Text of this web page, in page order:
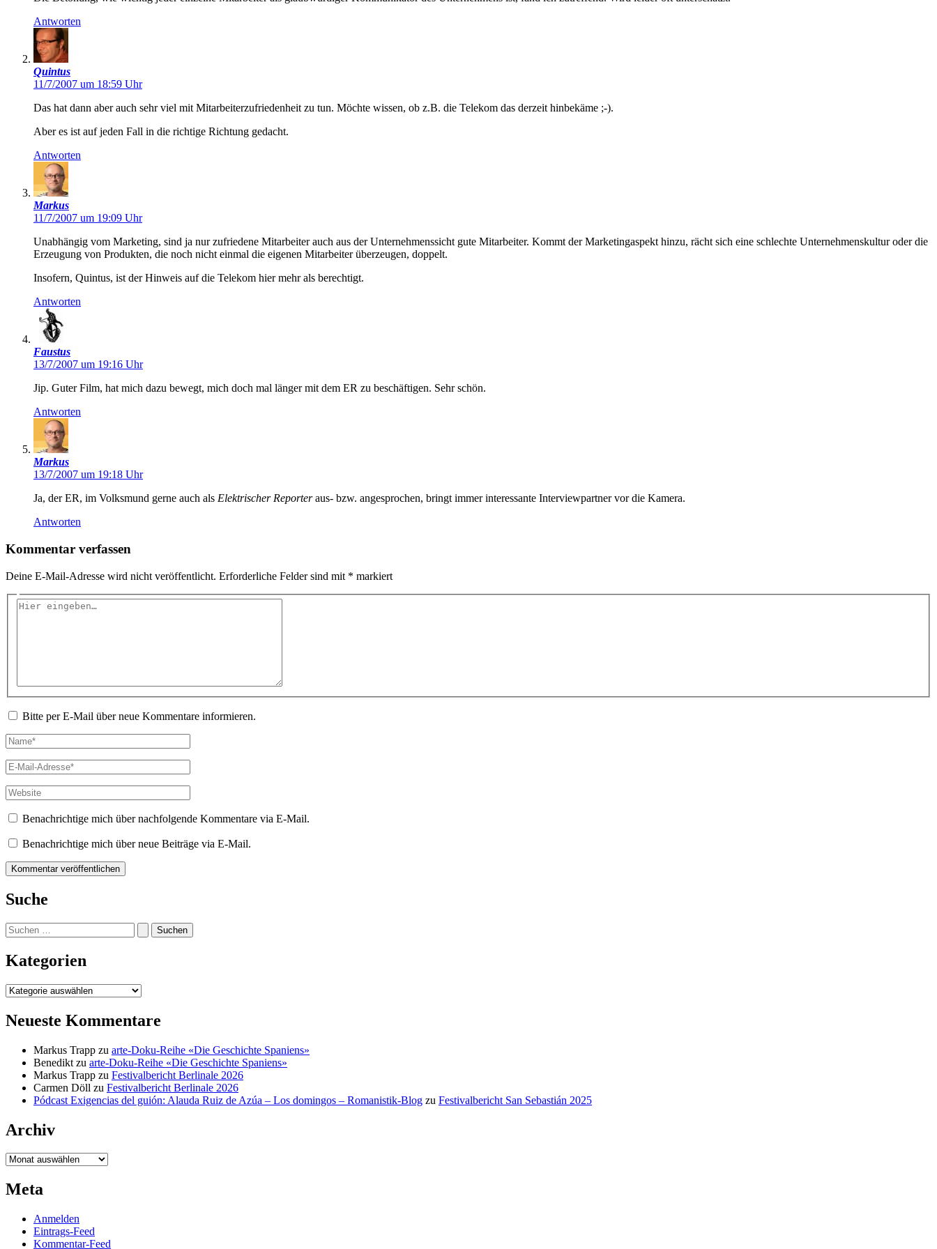
Antworten
Quintus
11/7/2007 um 18:59 Uhr
Das hat dann aber auch sehr viel mit Mitarbeiterzufriedenheit zu tun. Möchte wissen, ob z.B. die Telekom das derzeit hinbekäme ;-).
Aber es ist auf jeden Fall in die richtige Richtung gedacht.
Antworten
Markus
11/7/2007 um 19:09 Uhr
Unabhängig vom Marketing, sind ja nur zufriedene Mitarbeiter auch aus der Unternehmenssicht gute Mitarbeiter. Kommt der Marketingaspekt hinzu, rächt sich eine schlechte Unternehmenskultur oder die
Erzeugung von Produkten, die noch nicht einmal die eigenen Mitarbeiter überzeugen, doppelt.
Insofern, Quintus, ist der Hinweis auf die Telekom hier mehr als berechtigt.
Antworten
Faustus
13/7/2007 um 19:16 Uhr
Jip. Guter Film, hat mich dazu bewegt, mich doch mal länger mit dem ER zu beschäftigen. Sehr schön.
Antworten
Markus
13/7/2007 um 19:18 Uhr
Ja, der ER, im Volksmund gerne auch als Elektrischer Reporteraus- bzw. angesprochen, bringt immer interessante Interviewpartner vor die Kamera.
Antworten
Kommentar verfassen
Deine E-Mail-Adresse wird nicht veröffentlicht. Erforderliche Felder sind mit * markiert
Hier
Bitte per E-Mail über neue Kommentare informieren.
Name*
E-
Mail-
Adresse*
Website
Benachrichtige mich über nachfolgende Kommentare via E-Mail.
Benachrichtige mich über neue Beiträge via E-Mail.
Suche
Suchen
nach:
Kategorien
Kategorien
Neueste Kommentare
Markus Trapp zu arte-Doku-Reihe «Die Geschichte Spaniens»
Benedikt zu arte-Doku-Reihe «Die Geschichte Spaniens»
Markus Trapp zu Festivalbericht Berlinale 2026
Carmen Döll zu Festivalbericht Berlinale 2026
Pódcast Exigencias del guión: Alauda Ruiz de Azúa – Los domingos – Romanistik-Blog zu Festivalbericht San Sebastián 2025
Archiv
Archiv
Meta
Anmelden
Eintrags-Feed
Kommentar-Feed